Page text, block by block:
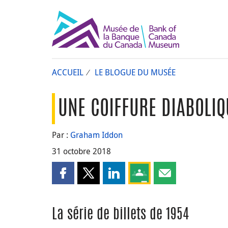
ACCUEIL LE BLOGUE DU MUSÉE
UNE COIFFURE
Par : Graham Iddon
31 octobre 2018
Partager cette page sur Facebook
Partager cette page sur X
Partager cette page sur LinkedIn
Partagez cette page sur
Partager cette
La série de billets de 1954